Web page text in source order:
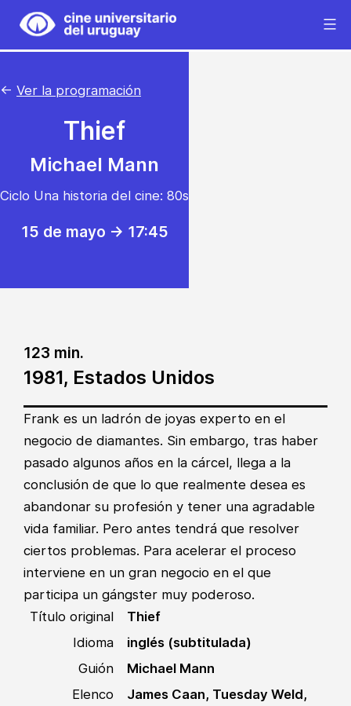
Saltar
contenido
Cine
Universitario
Uruguay
← Ver la programación
Thief
Michael Mann
Ciclo Una historia del cine: 80s
15 de mayo -> 17:45
1981, Estados Unidos
123 min.
Frank es un ladrón de joyas experto en el
negocio de diamantes. Sin embargo, tras haber
pasado algunos años en la cárcel, llega a la
conclusión de que lo que realmente desea es
abandonar su profesión y tener una agradable
vida familiar. Pero antes tendrá que resolver
ciertos problemas. Para acelerar el proceso
interviene en un gran negocio en el que
participa un gángster muy poderoso.
Título original
Thief
Idioma
inglés (subtitulada)
Guión
Michael Mann
Elenco
James Caan, Tuesday Weld,